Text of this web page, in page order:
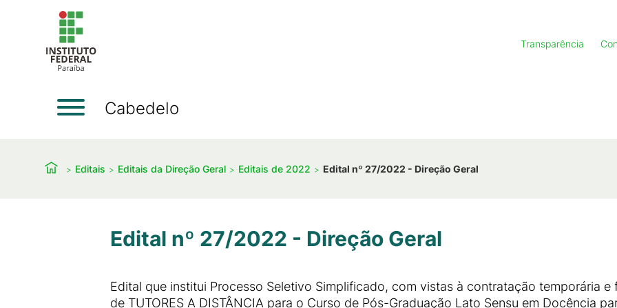
Transparência
Cabedelo
Editais Editais da Direção Geral Editais de 2022 Edital nº 27/2022 - Direção Geral
Edital nº 27/2022 - Direção Geral
Edital que institui Processo Seletivo Simplificado, com vistas à contratação temporária
de TUTORES A DISTÂNCIA para o Curso de Pós-Graduação Lato Sensu em Docência